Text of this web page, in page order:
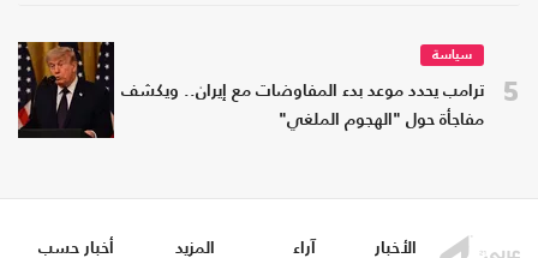
5
سياسة
ترامب يحدد موعد بدء المفاوضات مع إيران.. ويكشف
مفاجأة حول "الهجوم الملغي"
الأخبار آراء المزيد
أخبار حسب